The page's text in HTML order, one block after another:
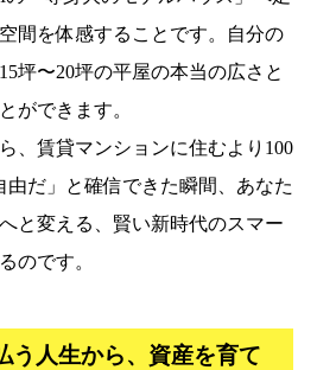
間を体感することです。自分の
坪〜20坪の平屋の本当の広さと
ができます。
、賃貸マンションに住むより100
由だ」と確信できた瞬間、あなた
と変える、賢い新時代のスマー
のです。
う人生から、資産を育て